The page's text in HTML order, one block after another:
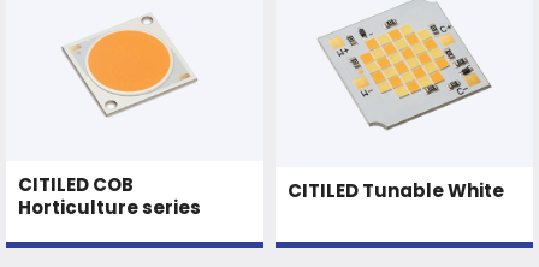
CITILED COB
Horticulture series
CITILED Tunable White